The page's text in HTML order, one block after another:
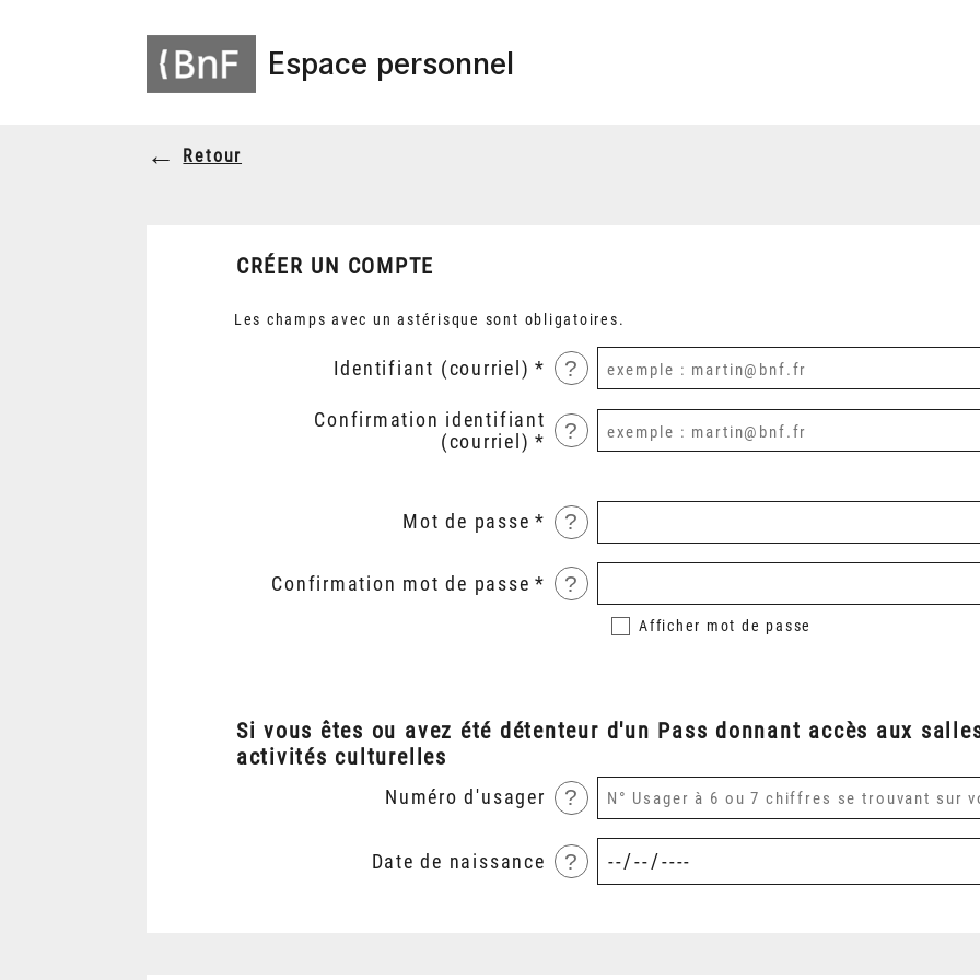
Espace personnel
Retour
CRÉER UN COMPTE
Les champs avec un astérisque sont obligatoires.
Identifiant (courriel) ?
Confirmation identifiant
(courriel)
?
Mot de passe ?
Confirmation mot de passe ?
Afficher mot de passe
Si vous êtes ou avez été détenteur d'un Pass donnant accès aux
activités culturelles
Numéro d'usager ?
Date de naissance ?